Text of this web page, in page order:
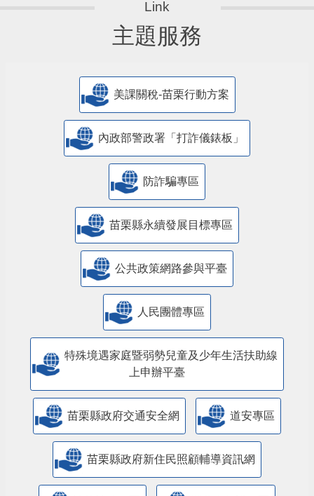
主題服務
美課關稅-苗栗行動方案
內政部警政署「打詐儀錶板」
防詐騙專區
苗栗縣永續發展目標專區
公共政策網路參與平臺
人民團體專區
特殊境遇家庭暨弱勢兒童及少年生活扶助線
上申辦平臺
苗栗縣政府交通安全網 道安專區
苗栗縣政府新住民照顧輔導資訊網